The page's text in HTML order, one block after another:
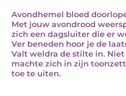
Avondhemel bloed
Met jouw avondrood
zich een dagsluiter die er
Ver beneden hoor je de
Valt weldra de stilte in.
machte zich in zijn
toe te uiten.